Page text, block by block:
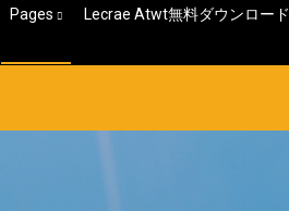
Pages Lecrae Atwt無料ダウンロード